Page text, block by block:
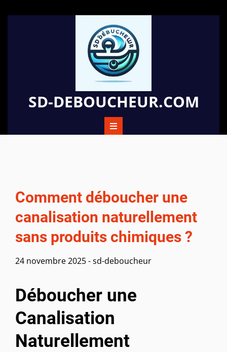
au
SD-DEBOUCHEUR.COM
Comment déboucher une
canalisation naturellement
sans produits chimiques ?
24 novembre 2025-sd-deboucheur
Déboucher une
Canalisation
Naturellement